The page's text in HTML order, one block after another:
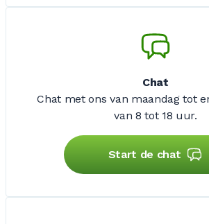
Chat
Chat met ons van maandag tot
van 8 tot 18 uur.
Start de chat